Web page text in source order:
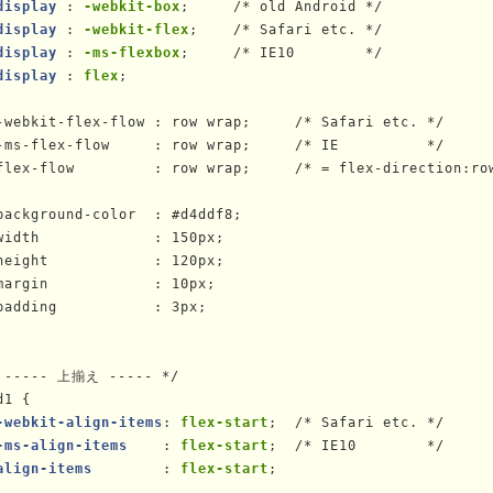
: -webkit-box ;     /* old Android */
: -webkit-flex ;    /* Safari etc. */
: -ms-flexbox ;     /* IE10        */
: flex ;
webkit-flex-flow : row wrap;     /* Safari etc. */
ms-flex-flow     : row wrap;     /* IE          */
flow         : row wrap;     /* = flex-
color  : #d4ddf8;
: 150px;
: 120px;
: 10px;
: 3px;
上揃え ----- */
{
webkit-align-items : flex-start ;  /* Safari etc. */
ms-align-items
: flex-start ;  /* IE10        */
items
: flex-start ;